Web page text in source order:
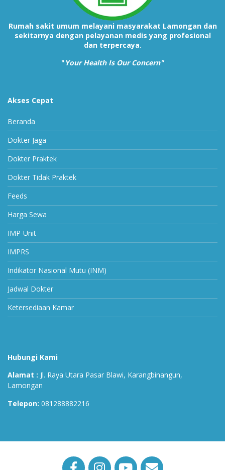
Rumah sakit umum melayani masyarakat Lamongan dan
sekitarnya dengan pelayanan medis yang profesional
dan terpercaya.
"Your Health Is Our Concern"
Akses Cepat
Beranda
Dokter Jaga
Dokter Praktek
Dokter Tidak Praktek
Feeds
Harga Sewa
IMP-Unit
IMPRS
Indikator Nasional Mutu (INM)
Jadwal Dokter
Ketersediaan Kamar
Hubungi Kami
Alamat : Jl. Raya Utara Pasar Blawi, Karangbinangun,
Lamongan
Telepon: 081288882216